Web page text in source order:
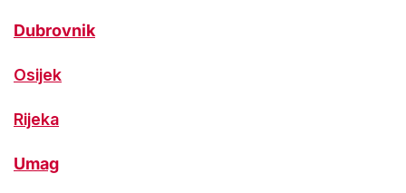
Dubrovnik
Osijek
Rijeka
Umag